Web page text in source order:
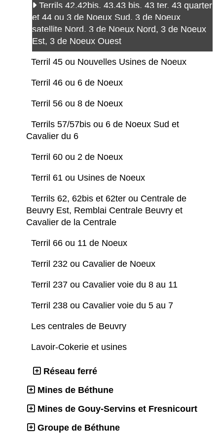
Terrils 42,42bis, 43,43 bis, 43 ter, 43 quarter
et 44 ou 3 de Noeux Sud, 3 de Noeux
satellite Nord, 3 de Noeux Nord, 3 de Noeux
Est, 3 de Noeux Ouest
Terril 45 ou Nouvelles Usines de Noeux
Terril 46 ou 6 de Noeux
Terril 56 ou 8 de Noeux
Terrils 57/57bis ou 6 de Noeux Sud et
Cavalier du 6
Terril 60 ou 2 de Noeux
Terril 61 ou Usines de Noeux
Terrils 62, 62bis et 62ter ou Centrale de
Beuvry Est, Remblai Centrale Beuvry et
Cavalier de la Centrale
Terril 66 ou 11 de Noeux
Terril 232 ou Cavalier de Noeux
Terril 237 ou Cavalier voie du 8 au 11
Terril 238 ou Cavalier voie du 5 au 7
Les centrales de Beuvry
Lavoir-Cokerie et usines
Réseau ferré
Mines de Béthune
Mines de Gouy-Servins et Fresnicourt
Groupe de Béthune